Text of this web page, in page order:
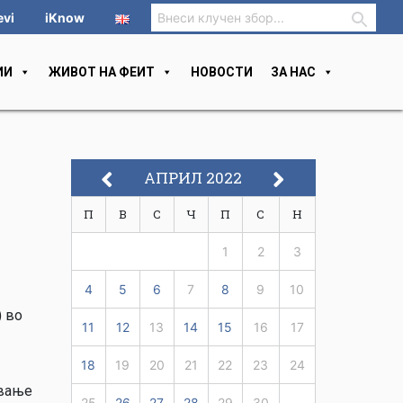
iKnow
ЖИВОТ НА ФЕИТ НОВОСТИ ЗА НАС
во
АПРИЛ 2022
П В С Ч П С Н
1 2 3
4 5 6 7 8 9 10
11 12 13 14 15 16 17
18 19 20 21 22 23 24